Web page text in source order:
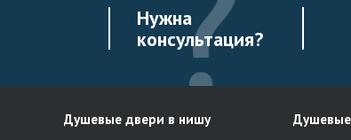
Нужна
консультация?
Душевые двери в нишу